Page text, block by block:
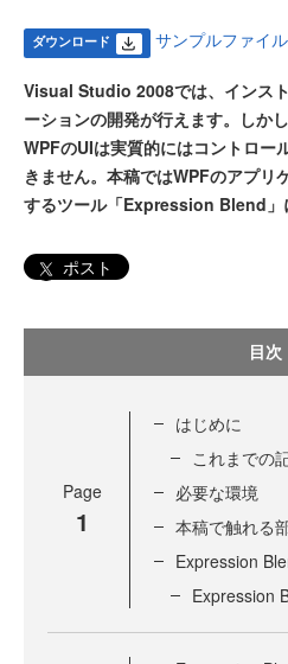
ダウンロード サンプルファイ
Visual Studio 2008では、インス
ーションの開発が行えます。し
WPFのUIは実質的にはコントロー
きません。本稿ではWPFのアプリ
するツール「Expression Blend」
ポスト
目次
Page
1
はじめに
これまでの
必要な環境
本稿で触れる
Expression
Expression